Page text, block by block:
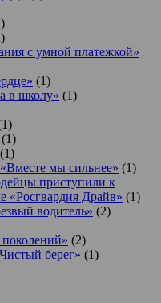
с умной платежкой»
(1)
в школу» (1)
(1)
(1)
мы сильнее» (1)
приступили к
«Росгвардия Драйв» (1)
водитель» (2)
(2)
берег» (1)